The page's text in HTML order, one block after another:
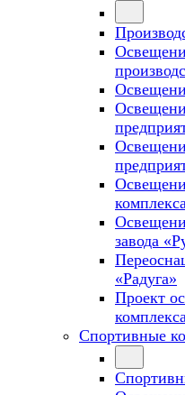
завода
«Радуга»
Проект
Спортивные